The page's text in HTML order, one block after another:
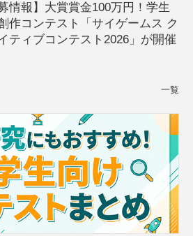
募情報】大賞賞金100万円！学生
作コンテスト「サイゲームス ク
ティブコンテスト2026」が開催
一覧